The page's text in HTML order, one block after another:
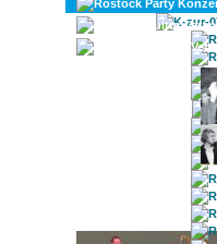
ROSTOCK TAGESTIPP